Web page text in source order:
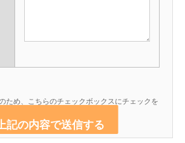
ため、こちらのチェックボックスにチェックを
ください。